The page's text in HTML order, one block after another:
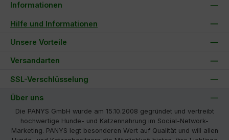
Informationen
Hilfe und Informationen
Unsere Vorteile
Versandarten
SSL-Verschlüsselung
Über uns
Die PANYS GmbH wurde am 15.10.2008 gegründet und vertreibt
hochwertige Hunde- und Katzennahrung im Social-Network-
Marketing. PANYS legt besonderen Wert auf Qualität und will allen